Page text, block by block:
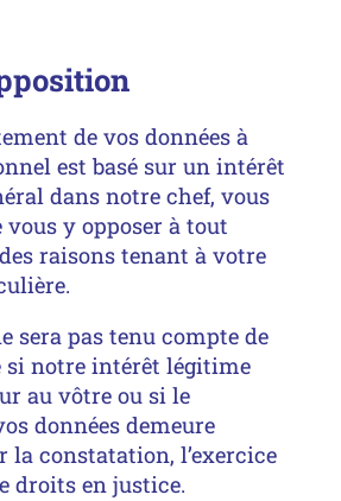
de vos données à
est basé sur un intérêt
dans notre chef, vous
y opposer à tout
raisons tenant à votre
sera pas tenu compte de
si notre intérêt légitime
au vôtre ou si le
données demeure
la constatation, l’exercice
droits en justice.